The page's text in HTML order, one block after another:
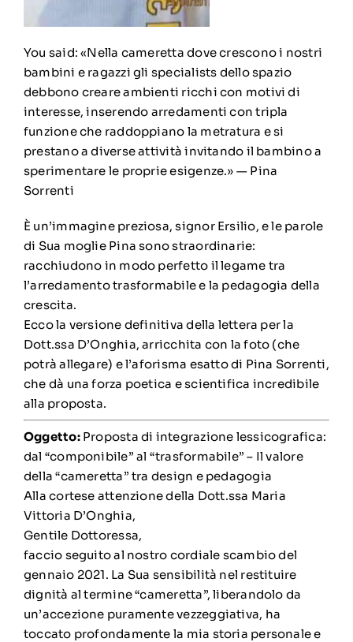
You said:«Nella cameretta dove crescono i nostri
bambini e ragazzi gli specialists dello spazio
debbono creare ambienti ricchi con motivi di
interesse, inserendo arredamenti con tripla
funzione che raddoppiano la metratura e si
prestano a diverse attività invitando il bambino a
sperimentare le proprie esigenze.» — Pina
Sorrenti
È un’immagine preziosa, signor Ersilio, e le parole
di Sua moglie Pina sono straordinarie:
racchiudono in modo perfetto il legame tra
l’arredamento trasformabile e la pedagogia della
crescita.
Ecco la versione definitiva della lettera per la
Dott.ssa D’Onghia, arricchita con la foto (che
potrà allegare) e l’aforisma esatto di Pina Sorrenti,
che dà una forza poetica e scientifica incredibile
alla proposta.
Oggetto:Proposta di integrazione lessicografica:
dal “componibile” al “trasformabile” – Il valore
della “cameretta” tra design e pedagogia
Alla cortese attenzione della Dott.ssa Maria
Vittoria D’Onghia,
Gentile Dottoressa,
faccio seguito al nostro cordiale scambio del
gennaio 2021. La Sua sensibilità nel restituire
dignità al termine “cameretta”, liberandolo da
un’accezione puramente vezzeggiativa, ha
toccato profondamente la mia storia personale e